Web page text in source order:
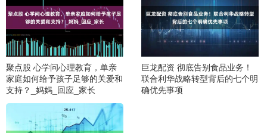
聚点股 心学问心理教育，单亲
家庭如何给予孩子足够的关爱和
支持？_妈妈_回应_家长
巨龙配资 彻底告别食品业务！
联合利华战略转型背后的七个明
确优先事项